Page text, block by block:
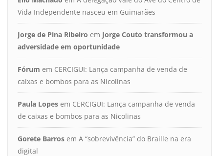
Vida Independente nasceu em Guimarães
Jorge de Pina Ribeiro em Jorge Couto transformou a
adversidade em oportunidade
Fórum em CERCIGUI: Lança campanha de venda de
caixas e bombos para as Nicolinas
Paula Lopes em CERCIGUI: Lança campanha de venda
de caixas e bombos para as Nicolinas
Gorete Barros em A “sobrevivência” do Braille na era
digital